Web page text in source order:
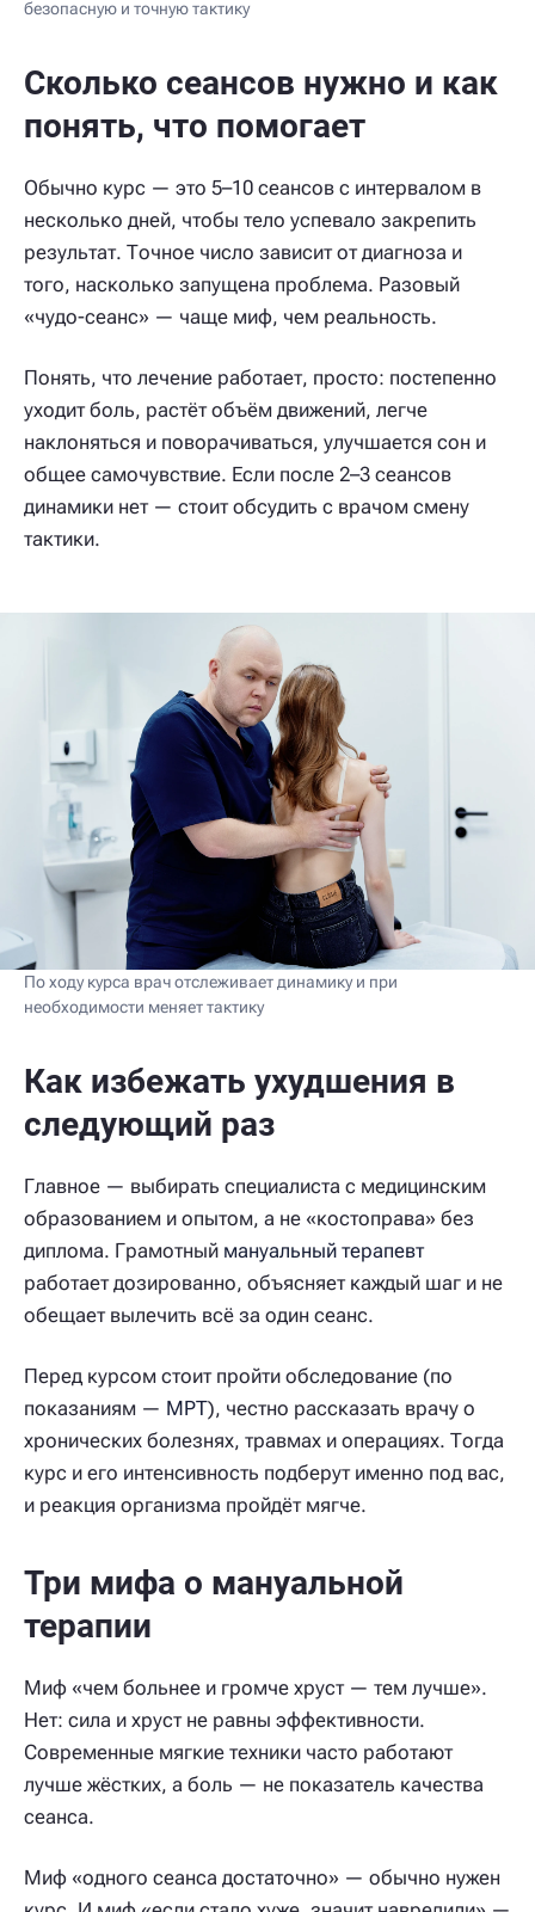
безопасную и точную тактику
Сколько сеансов нужно и как
понять, что помогает
Обычно курс — это 5–10 сеансов с интервалом в
несколько дней, чтобы тело успевало закрепить
результат. Точное число зависит от диагноза и
того, насколько запущена проблема. Разовый
«чудо-сеанс» — чаще миф, чем реальность.
Понять, что лечение работает, просто: постепенно
уходит боль, растёт объём движений, легче
наклоняться и поворачиваться, улучшается сон и
общее самочувствие. Если после 2–3 сеансов
динамики нет — стоит обсудить с врачом смену
тактики.
По ходу курса врач отслеживает динамику и при
необходимости меняет тактику
Как избежать ухудшения в
следующий раз
Главное — выбирать специалиста с медицинским
образованием и опытом, а не «костоправа» без
диплома. Грамотный мануальный терапевт
работает дозированно, объясняет каждый шаг и не
обещает вылечить всё за один сеанс.
Перед курсом стоит пройти обследование (по
показаниям — МРТ), честно рассказать врачу о
хронических болезнях, травмах и операциях. Тогда
курс и его интенсивность подберут именно под вас,
и реакция организма пройдёт мягче.
Три мифа о мануальной
терапии
Миф «чем больнее и громче хруст — тем лучше».
Нет: сила и хруст не равны эффективности.
Современные мягкие техники часто работают
лучше жёстких, а боль — не показатель качества
сеанса.
Миф «одного сеанса достаточно» — обычно нужен